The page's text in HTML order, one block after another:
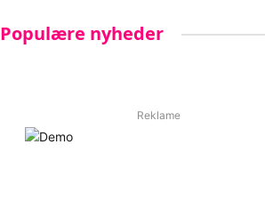
Populære nyheder
Reklame